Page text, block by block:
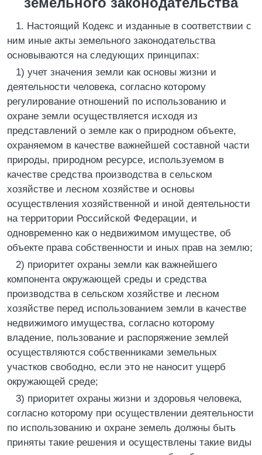
1. Настоящий Кодекс и изданные в соответствии с
ним иные акты земельного законодательства
основываются на следующих принципах:
1) учет значения земли как основы жизни и
деятельности человека, согласно которому
регулирование отношений по использованию и
охране земли осуществляется исходя из
представлений о земле как о природном объекте,
охраняемом в качестве важнейшей составной части
природы, природном ресурсе, используемом в
качестве средства производства в сельском
хозяйстве и лесном хозяйстве и основы
осуществления хозяйственной и иной деятельности
на территории Российской Федерации, и
одновременно как о недвижимом имуществе, об
объекте права собственности и иных прав на землю;
2) приоритет охраны земли как важнейшего
компонента окружающей среды и средства
производства в сельском хозяйстве и лесном
хозяйстве перед использованием земли в качестве
недвижимого имущества, согласно которому
владение, пользование и распоряжение землей
осуществляются собственниками земельных
участков свободно, если это не наносит ущерб
окружающей среде;
3) приоритет охраны жизни и здоровья человека,
согласно которому при осуществлении деятельности
по использованию и охране земель должны быть
приняты такие решения и осуществлены такие виды